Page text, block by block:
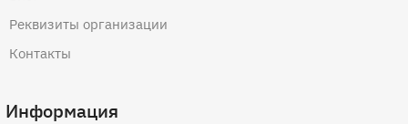
Реквизиты организации
Контакты
Информация